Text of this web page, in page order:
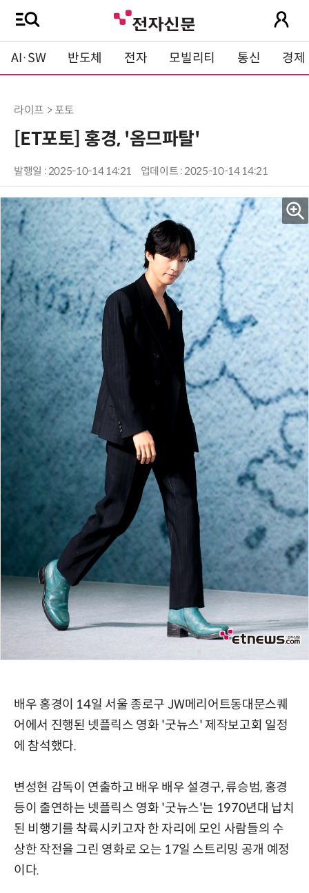
AI·SW 반도체 전자 모빌리티 통신 경제
라이프 > 포토
[ET포토] 홍경, '옴므파탈'
발행일 : 2025-10-14 14:21 업데이트 : 2025-10-14 14:21
배우 홍경이 14일 서울 종로구 JW메리어트동대문스퀘
어에서 진행된 넷플릭스 영화 '굿뉴스' 제작보고회 일정
에 참석했다.
변성현 감독이 연출하고 배우 배우 설경구, 류승범, 홍경
등이 출연하는 넷플릭스 영화 '굿뉴스'는 1970년대 납치
된 비행기를 착륙시키고자 한 자리에 모인 사람들의 수
상한 작전을 그린 영화로 오는 17일 스트리밍 공개 예정
이다.